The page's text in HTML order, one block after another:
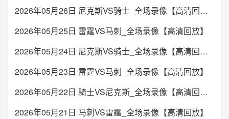
2026年05月26日 尼克斯VS骑士_全场录像【高清回放】
2026年05月25日 雷霆VS马刺_全场录像【高清回放】
2026年05月24日 尼克斯VS骑士_全场录像【高清回放】
2026年05月23日 雷霆VS马刺_全场录像【高清回放】
2026年05月22日 骑士VS尼克斯_全场录像【高清回放】
2026年05月21日 马刺VS雷霆_全场录像【高清回放】